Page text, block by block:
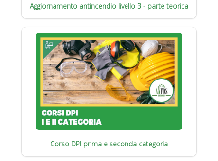
Aggiornamento antincendio livello 3 - parte teorica
Corso DPI prima e seconda categoria